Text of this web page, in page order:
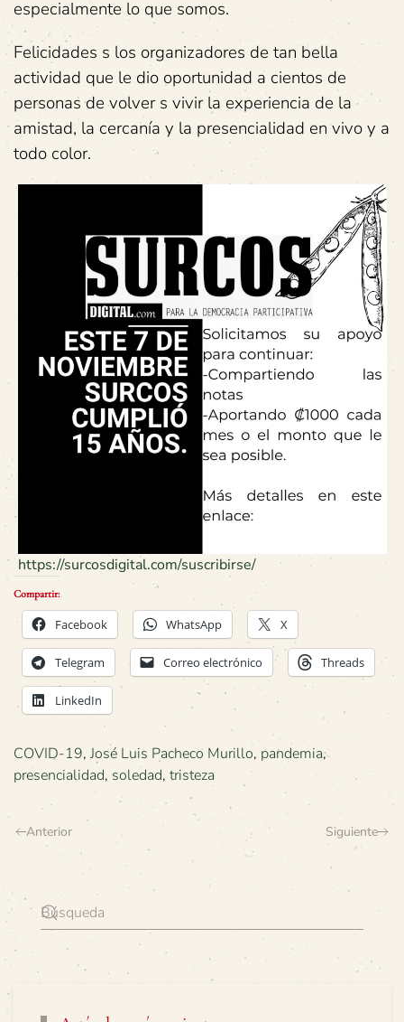
especialmente lo que somos.
Felicidades s los organizadores de tan bella
actividad que le dio oportunidad a cientos de
personas de volver s vivir la experiencia de la
amistad, la cercanía y la presencialidad en vivo y a
todo color.
https://surcosdigital.com/suscribirse/
Compartir:
Facebook WhatsApp X
Telegram Correo electrónico Threads
LinkedIn
COVID-19, José Luis Pacheco Murillo, pandemia,
presencialidad, soledad, tristeza
Anterior Siguiente